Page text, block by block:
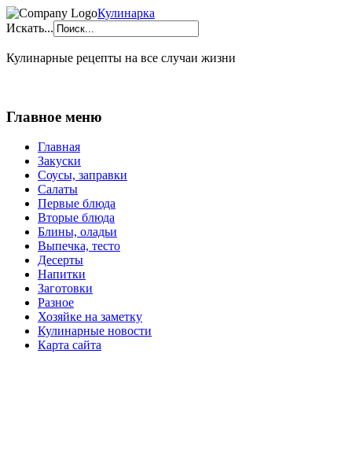
Кулинарка
Искать...
Кулинарные рецепты на все случаи жизни
Главное меню
Главная
Закуски
Соусы, заправки
Салаты
Первые блюда
Вторые блюда
Блины, оладьи
Выпечка, тесто
Десерты
Напитки
Заготовки
Разное
Хозяйке на заметку
Кулинарные новости
Карта сайта